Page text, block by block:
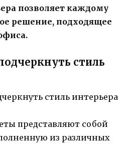
позволяет каждому
решение, подходящее
стиль
представляют собой
из различных